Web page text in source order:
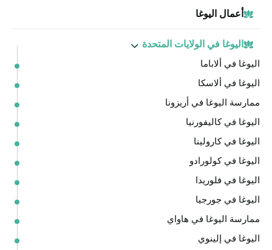
أعمال اليوغا
اليوغا في الولايات المتحدة
اليوغا في ألاباما
اليوغا في ألاسكا
ممارسة اليوغا في أريزونا
اليوغا في كاليفورنيا
اليوغا في كارولينا
اليوغا في كولورادو
اليوغا في فلوريدا
اليوغا في جورجيا
ممارسة اليوغا في هاواي
اليوغا في إلينوي